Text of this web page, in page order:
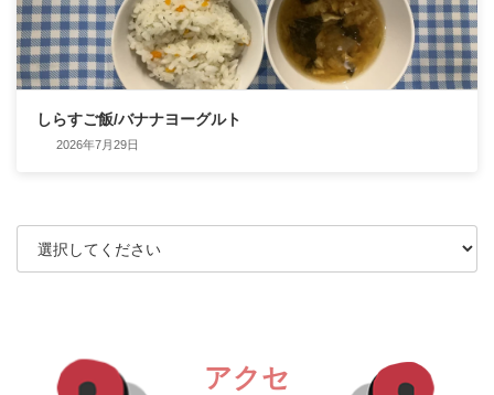
しらすご飯/バナナヨーグルト
2026年7月29日
アクセ